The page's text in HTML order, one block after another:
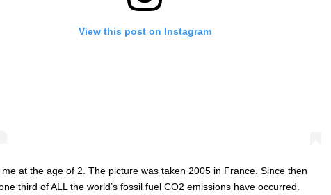
View this post on Instagram
at the age of 2. The picture was taken 2005 in France. Since then
third of ALL the world’s fossil fuel CO2 emissions have occurred.